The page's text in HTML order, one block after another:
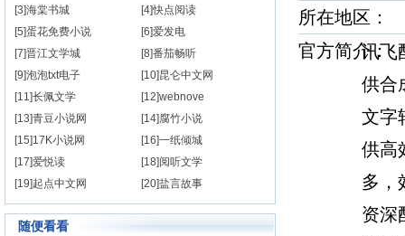
[3]海棠书城
[4]快点阅读
[5]蛋花免费小说
[6]爱发电
[7]晋江文学城
[8]番茄畅听
[9]泡泡txt电子
[10]昆仑中文网
[11]长佩文学
[12]webnove
[13]青豆小说网
[14]腐竹小说
[15]17K小说网
[16]一纸倾城
[17]爱悦读
[18]阅听文学
[19]起点中文网
[20]盐言故事
随便看看
所在地区
官方简介
讯飞
供合
文字
供高
多，
资深